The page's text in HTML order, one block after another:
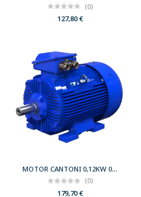
(0)
127,80€
MOTOR CANTONI 0,12KW 0,17CV 750 B3 T71 230/400 IE2
(0)
179,70€